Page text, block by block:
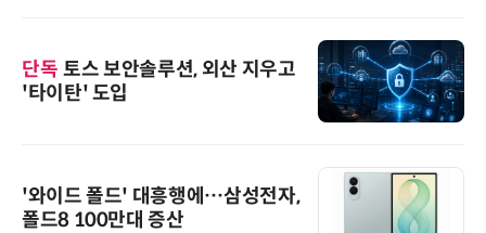
단독 토스 보안솔루션, 외산 지우고
'타이탄' 도입
'와이드 폴드' 대흥행에…삼성전자,
폴드8 100만대 증산